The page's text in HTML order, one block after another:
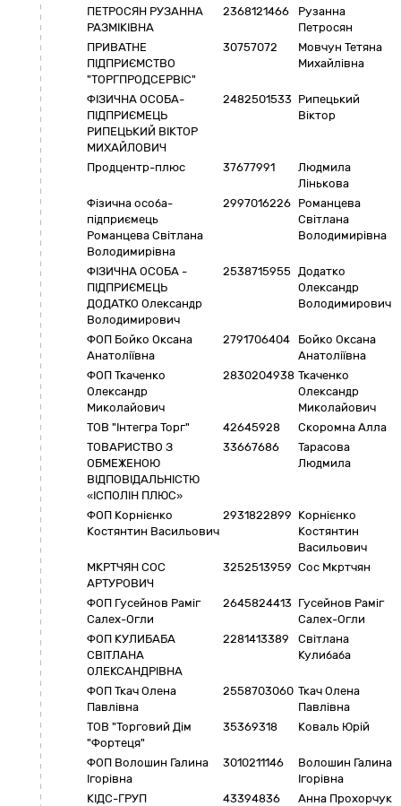
ПЕТРОСЯН РУЗАННА
РАЗМІКІВНА
2368121466
Рузанна
Петросян
ПРИВАТНЕ
ПІДПРИЄМСТВО
"ТОРГПРОДСЕРВІС"
30757072
Мовчун Тетяна
Михайлівна
ФІЗИЧНА ОСОБА-
ПІДПРИЄМЕЦЬ
РИПЕЦЬКИЙ ВІКТОР
МИХАЙЛОВИЧ
2482501533 Рипецький
Віктор
Продцентр-плюс 37677991
Людмила
Лінькова
Фізична особа-
підприємець
Романцева Світлана
Володимирівна
2997016226 Романцева
Світлана
Володимирівна
ФІЗИЧНА ОСОБА -
ПІДПРИЄМЕЦЬ
ДОДАТКО Олександр
Володимирович
2538715955 Додатко
Олександр
Володимирович
ФОП Бойко Оксана
Анатоліївна
2791706404
Бойко Оксана
Анатоліївна
ФОП Ткаченко
Олександр
Миколайович
2830204938 Ткаченко
Олександр
Миколайович
ТОВ "Інтегра Торг"
42645928
Скоромна Алла
ТОВАРИСТВО З
ОБМЕЖЕНОЮ
ВІДПОВІДАЛЬНІСТЮ
«ІСПОЛІН ПЛЮС»
33667686
Тарасова
Людмила
ФОП Корнієнко
Костянтин Васильович
2931822899 Корнієнко
Костянтин
Васильович
МКРТЧЯН СОС
АРТУРОВИЧ
3252513959 Сос Мкртчян
ФОП Гусейнов Раміг
Салех-Огли
2645824413 Гусейнов Раміг
Салех-Огли
ФОП КУЛИБАБА
СВІТЛАНА
ОЛЕКСАНДРІВНА
2281413389
Світлана
Кулибаба
ФОП Ткач Олена
Павлівна
2558703060 Ткач Олена
Павлівна
ТОВ "Торговий Дім
"Фортеця"
35369318 Коваль Юрій
ФОП Волошин Галина
Ігорівна
3010211146
Волошин Галина
Ігорівна
КІДС-ГРУП
43394836
Анна Прохорчук